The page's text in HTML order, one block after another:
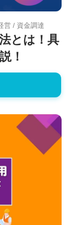
営/ 資金調達
とは！具
！